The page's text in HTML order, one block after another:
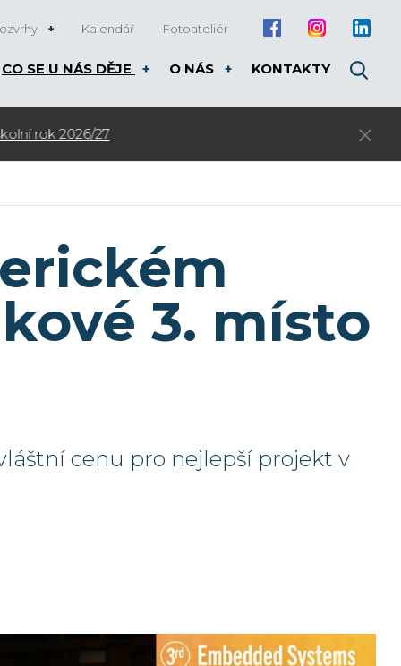
Kalendář Fotoateliér
CO SE U NÁS DĚJE O NÁS KONTAKTY
3. kolo přijímacího řízení pro rok
3. místo
cenu pro nejlepší projekt v